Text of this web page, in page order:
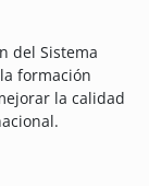
del Sistema
formación
la calidad